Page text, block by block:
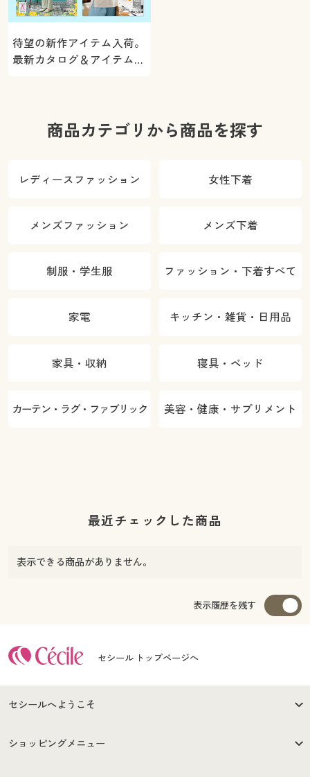
待望の新作アイテム入荷。
最新カタログ＆アイテムを
商品カテゴリから商品を探す
レディースファッション 女性下着
メンズファッション メンズ下着
制服・学生服 ファッション・下着すべて
家電 キッチン・雑貨・日用品
家具・収納 寝具・ベッド
カーテン・ラグ・ファブリック 美容・健康・サプリメント
最近チェックした商品
表示できる商品がありません。
表示履歴を残す
セシール トップページへ
セシールへようこそ
はじめての方へ
ショッピングメニュー